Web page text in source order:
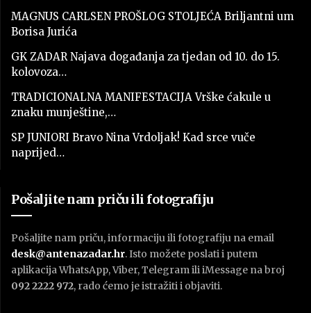
MAGNUS CARLSEN PROŠLOG STOLJEĆA Briljantni um
Borisa Jurića
GK ZADAR Najava događanja za tjedan od 10. do 15.
kolovoza…
TRADICIONALNA MANIFESTACIJA Vrške ćakule u
znaku munještine,…
SP JUNIORI Bravo Nina Vrdoljak! Kad srce vuče
naprijed…
Pošaljite nam priču ili fotografiju
Pošaljite nam priču, informaciju ili fotografiju na email
desk@antenazadar.hr. Isto možete poslati i putem
aplikacija WhatsApp, Viber, Telegram ili iMessage na broj
092 2222 972, rado ćemo je istražiti i objaviti.